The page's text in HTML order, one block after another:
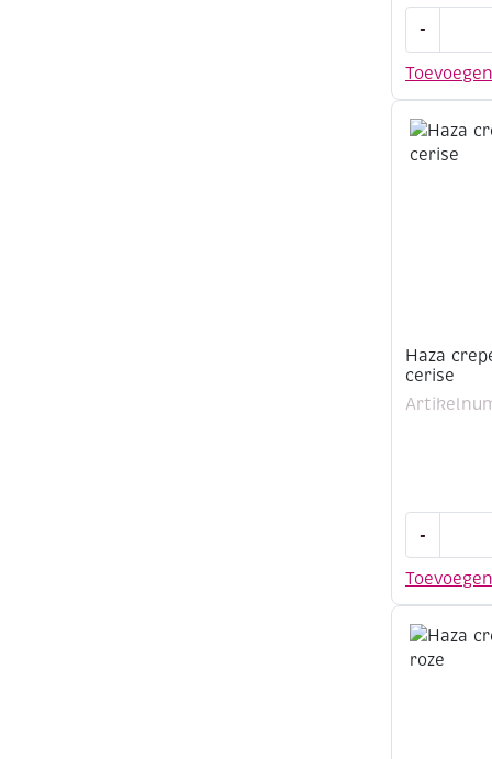
Toevoegen
-
50x250cm
aantal
Haza
cerise
Toevoegen
-
50x250cm
aantal